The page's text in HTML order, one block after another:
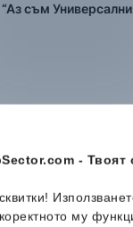
- Твоят
му
“Аз съм